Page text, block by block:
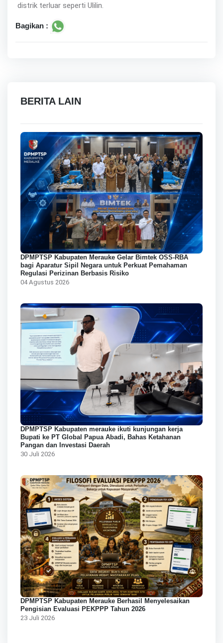
distrik terluar seperti Ulilin.
Bagikan :
BERITA LAIN
DPMPTSP Kabupaten Merauke Gelar Bimtek OSS-RBA
bagi Aparatur Sipil Negara untuk Perkuat Pemahaman
Regulasi Perizinan Berbasis Risiko
04 Agustus 2026
DPMPTSP Kabupaten merauke ikuti kunjungan kerja
Bupati ke PT Global Papua Abadi, Bahas Ketahanan
Pangan dan Investasi Daerah
30 Juli 2026
DPMPTSP Kabupaten Merauke Berhasil Menyelesaikan
Pengisian Evaluasi PEKPPP Tahun 2026
23 Juli 2026